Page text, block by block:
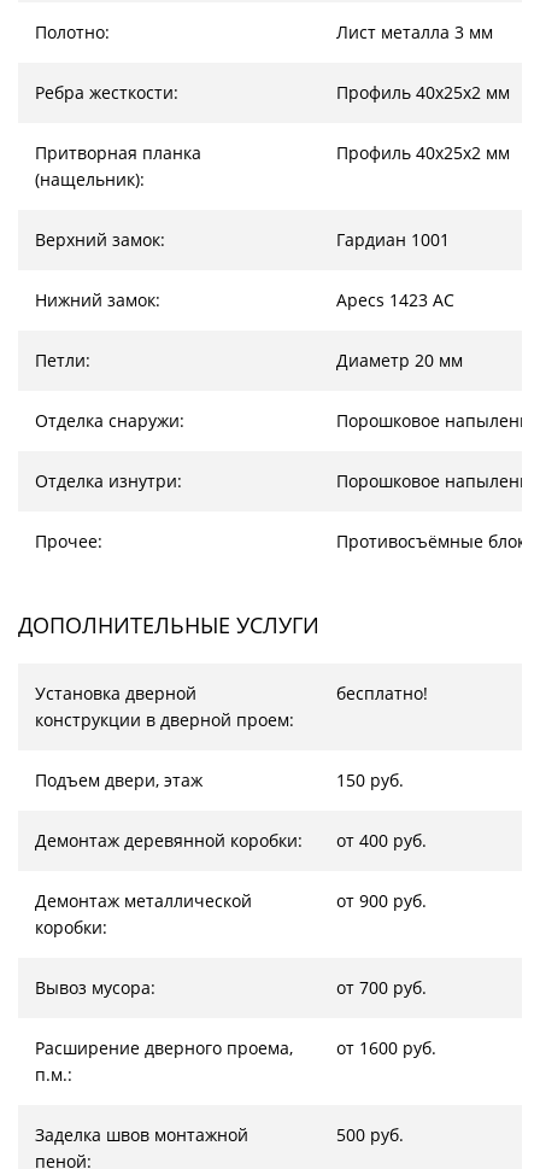
Полотно: Лист металла 3 мм
Ребра жесткости: Профиль 40х25х2 мм
Притворная планка
(нащельник):
Профиль 40х25х2 мм
Верхний замок: Гардиан 1001
Нижний замок: Apecs 1423 AC
Петли: Диаметр 20 мм
Отделка снаружи: Порошковое напыление
Отделка изнутри: Порошковое напыление
Прочее: Противосъёмные
ДОПОЛНИТЕЛЬНЫЕ УСЛУГИ
Установка дверной
конструкции в дверной проем:
бесплатно!
Подъем двери, этаж 150 руб.
Демонтаж деревянной коробки: от 400 руб.
Демонтаж металлической
коробки:
от 900 руб.
Вывоз мусора: от 700 руб.
Расширение дверного проема,
п.м.:
от 1600 руб.
Заделка швов монтажной
пеной:
500 руб.